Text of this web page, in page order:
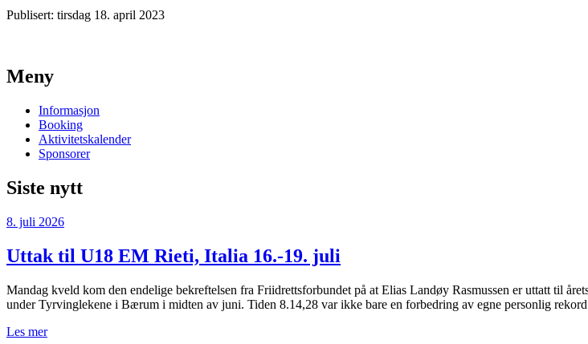
Publisert: tirsdag 18. april 2023
Meny
Informasjon
Booking
Aktivitetskalender
Sponsorer
Siste nytt
8. juli 2026
Uttak til U18 EM Rieti, Italia 16.-19. juli
Mandag kveld kom den endelige bekreftelsen fra Friidrettsforbundet på at Elias Landøy Rasmussen er uttatt til
under Tyrvinglekene i Bærum i midten av juni. Tiden 8.14,28 var ikke bare en forbedring av egne personlig
Les mer